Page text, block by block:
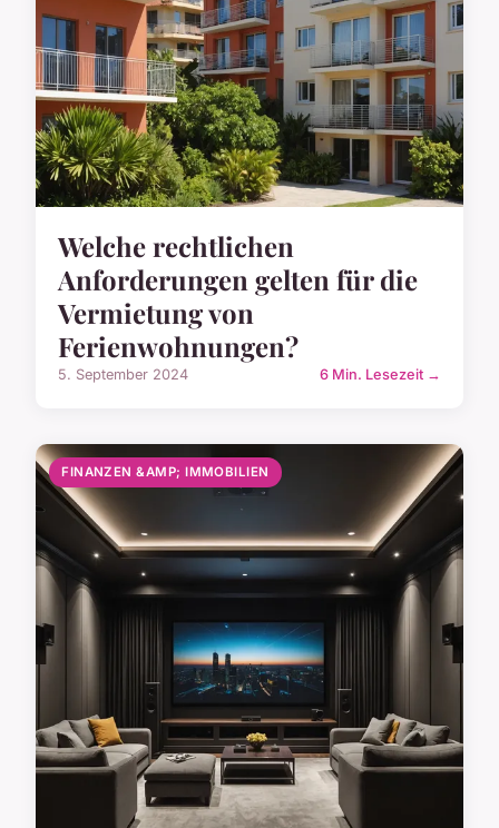
Welche rechtlichen
Anforderungen gelten für die
Vermietung von
Ferienwohnungen?
5. September 2024 6 Min. Lesezeit →
FINANZEN &AMP; IMMOBILIEN